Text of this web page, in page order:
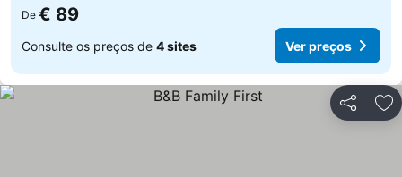
De € 89
Consulte os preços de 4 sites Ver preços
Partilhar